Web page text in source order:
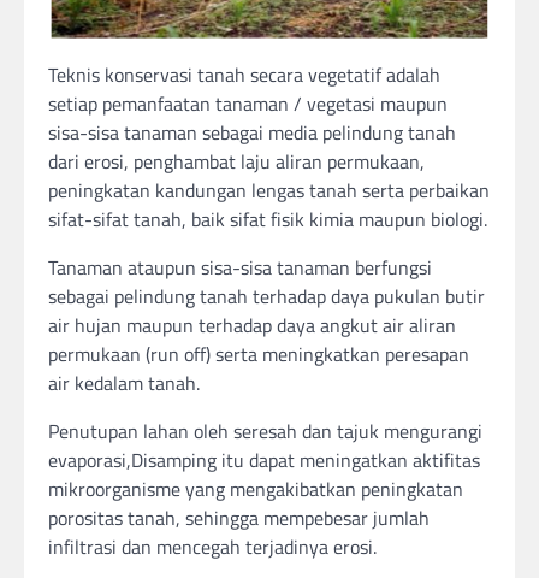
Teknis konservasi tanah secara vegetatif adalah
setiap pemanfaatan tanaman / vegetasi maupun
sisa-sisa tanaman sebagai media pelindung tanah
dari erosi, penghambat laju aliran permukaan,
peningkatan kandungan lengas tanah serta perbaikan
sifat-sifat tanah, baik sifat fisik kimia maupun biologi.
Tanaman ataupun sisa-sisa tanaman berfungsi
sebagai pelindung tanah terhadap daya pukulan butir
air hujan maupun terhadap daya angkut air aliran
permukaan (run off) serta meningkatkan peresapan
air kedalam tanah.
Penutupan lahan oleh seresah dan tajuk mengurangi
evaporasi,Disamping itu dapat meningatkan aktifitas
mikroorganisme yang mengakibatkan peningkatan
porositas tanah, sehingga mempebesar jumlah
infiltrasi dan mencegah terjadinya erosi.